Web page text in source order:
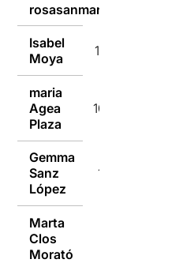
rosasanmarti
Isabel
Moya
10/10/2016
maria
Agea
Plaza
10/10/2016
Gemma
Sanz
López
10/10/2016
Marta
Clos
Morató